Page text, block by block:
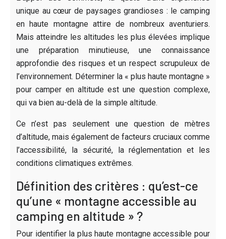
unique au cœur de paysages grandioses : le camping
en haute montagne attire de nombreux aventuriers.
Mais atteindre les altitudes les plus élevées implique
une préparation minutieuse, une connaissance
approfondie des risques et un respect scrupuleux de
l’environnement. Déterminer la « plus haute montagne »
pour camper en altitude est une question complexe,
qui va bien au-delà de la simple altitude.
Ce n’est pas seulement une question de mètres
d’altitude, mais également de facteurs cruciaux comme
l’accessibilité, la sécurité, la réglementation et les
conditions climatiques extrêmes.
Définition des critères : qu’est-ce
qu’une « montagne accessible au
camping en altitude » ?
Pour identifier la plus haute montagne accessible pour